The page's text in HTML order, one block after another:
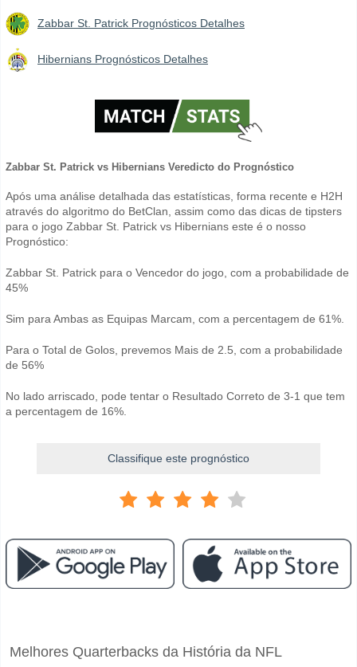
Zabbar St. Patrick Prognósticos Detalhes
Hibernians Prognósticos Detalhes
Zabbar St. Patrick vs Hibernians Veredicto do Prognóstico
Após uma análise detalhada das estatísticas, forma recente e H2H
através do algoritmo do BetClan, assim como das dicas de tipsters
para o jogo Zabbar St. Patrick vs Hibernians este é o nosso
Prognóstico:
Zabbar St. Patrick para o Vencedor do jogo, com a probabilidade de
45%
Sim para Ambas as Equipas Marcam, com a percentagem de 61%.
Para o Total de Golos, prevemos Mais de 2.5, com a probabilidade
de 56%
No lado arriscado, pode tentar o Resultado Correto de 3-1 que tem
a percentagem de 16%.
Classifique este prognóstico
A partida entre Zabbar St. Patrick v Hibernians 30 April 2026 17:30.
Melhores Quarterbacks da História da NFL